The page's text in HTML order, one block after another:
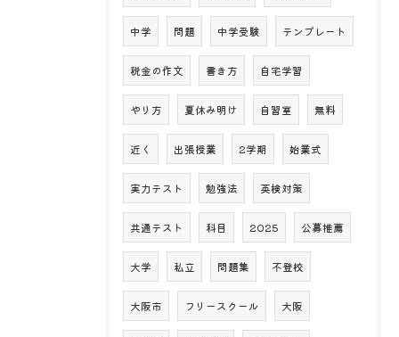
中学 問題 中学受験 テンプレート
税金の作文 書き方 自宅学習
やり方 夏休み明け 自習室 無料
近く 出張授業 2学期 始業式
実力テスト 勉強法 英検対策
共通テスト 科目 2025 公募推薦
大学 私立 問題集 不登校
大阪市 フリースクール 大阪